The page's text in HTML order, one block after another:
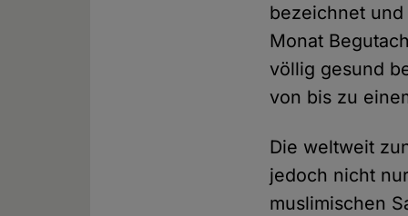
bezeichnet
Monat
völlig gesund
von bis zu
Die weltweit
jedoch nicht
muslimischen